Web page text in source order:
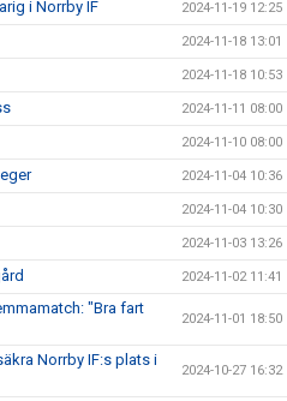
i Norrby IF 2024-11-19 12:25
2024-11-18 13:01
2024-11-18 10:53
2024-11-11 08:00
2024-11-10 08:00
2024-11-04 10:36
2024-11-04 10:30
2024-11-03 13:26
2024-11-02 11:41
"Bra fart
2024-11-01 18:50
Norrby IF:s plats i
2024-10-27 16:32